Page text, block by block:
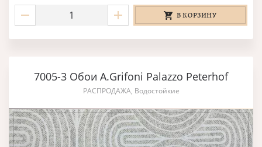
В КОРЗИНУ
7005-3 Обои A.Grifoni Palazzo Peterhof
РАСПРОДАЖА, Водостойкие